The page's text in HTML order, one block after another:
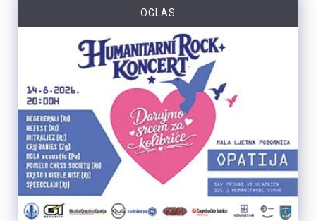
OGLAS